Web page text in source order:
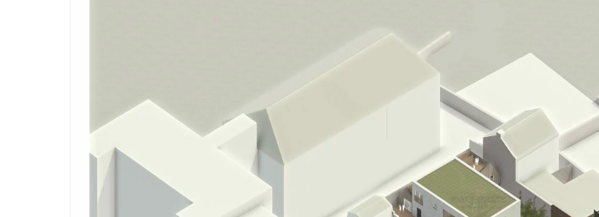
des espaces, la sérénité des locataires tout en étant propice à la
Créer un projet environnemental exemplaire respectant les volontés du
pacte Lille Bas Carbone en y intégrant des notions de simplicité et de
bon sens permettant de concevoir un bâtiment durable, facile à gérer
et au coût d’entretien réduit.
Inscrire les logements dans une démarche paysagère et végétale
durable, qui puisse à la fois être appropriable par les locataires et
respecter les contraintes des opérationnels de LMH. L’idée est de
promouvoir le bien-être physique et moral que procure le contact avec